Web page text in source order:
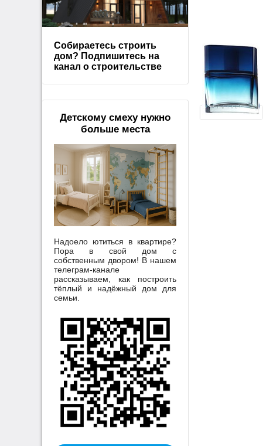
Собираетесь строить
дом? Подпишитесь на
канал о строительстве
Детскому смеху нужно
больше места
Надоело ютиться в квартире?
Пора в свой дом с
собственным двором! В нашем
телеграм-канале
рассказываем, как построить
тёплый и надёжный дом для
семьи.